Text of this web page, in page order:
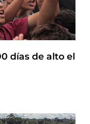
días de alto el